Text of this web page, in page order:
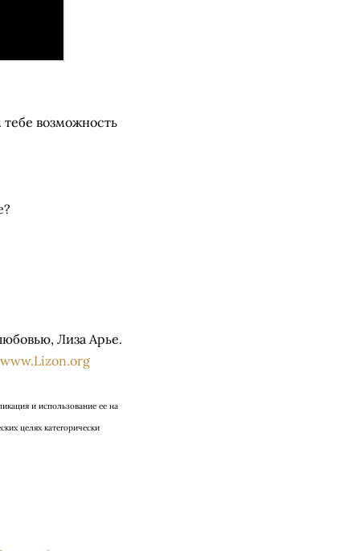
возможность
Лиза Арье.
www.Lizon.org
и использование ее на
целях категорически